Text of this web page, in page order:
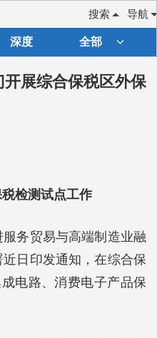
导航
搜索
深度 全部
开展综合保税区外保
检测试点工作
务贸易与高端制造业融
日印发通知，在综合保
电路、消费电子产品保